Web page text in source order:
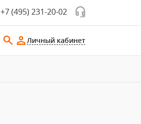
+7 (495) 231-20-02
Личный кабинет